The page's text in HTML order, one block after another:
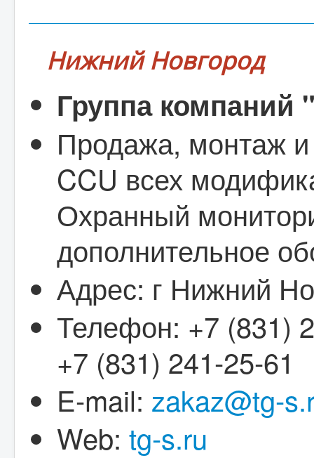
Нижний Новгород
Группа компаний
Продажа, монтаж
CCU всех
Охранный
дополнительное
Адрес: г Нижний
Телефон: +7 (831)
+7 (831) 241-25-61
E-mail: zakaz@tg-
Web: tg-s.ru